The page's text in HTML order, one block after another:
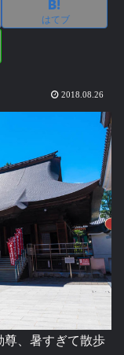
はてブ
2018.08.26
尊、暑すぎて散歩